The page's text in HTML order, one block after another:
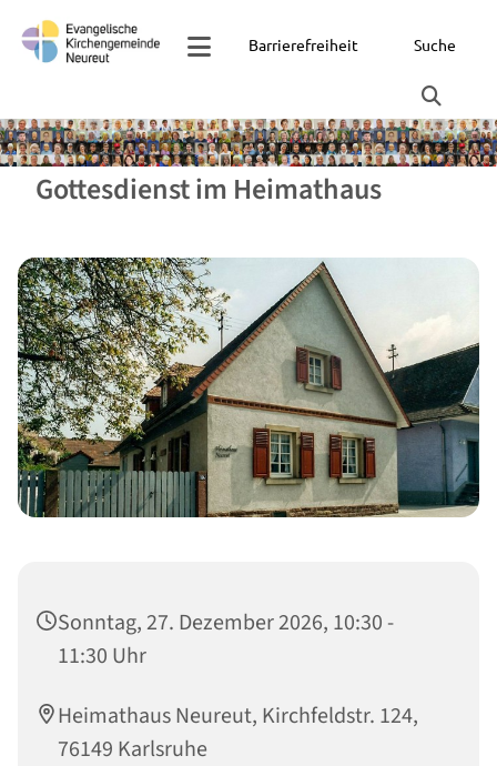
Barrierefreiheit Suche
Gottesdienst im Heimathaus
Sonntag, 27. Dezember 2026, 10:30 -
11:30 Uhr
Heimathaus Neureut, Kirchfeldstr. 124,
76149 Karlsruhe